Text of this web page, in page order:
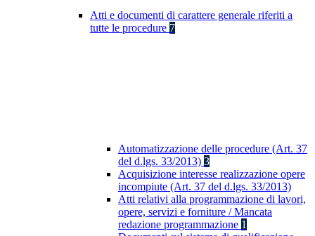
Atti e documenti di carattere generale riferiti a
tutte le procedure 7
Automatizzazione delle procedure (Art. 37
del d.lgs. 33/2013) 3
Acquisizione interesse realizzazione opere
incompiute (Art. 37 del d.lgs. 33/2013)
Atti relativi alla programmazione di lavori,
opere, servizi e forniture / Mancata
redazione programmazione 1